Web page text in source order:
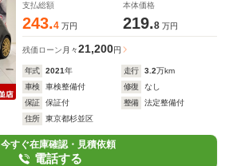
支払総額
243.4 万円
本体価格
219.8 万円
残価ローン 月々21,200円
年式 2021年 走行 3.2万km
車検
車検整備付 修復
なし
保証
保証付 整備
法定整備付
住所
東京都杉並区
今すぐ在庫確認・見積依頼
電話する